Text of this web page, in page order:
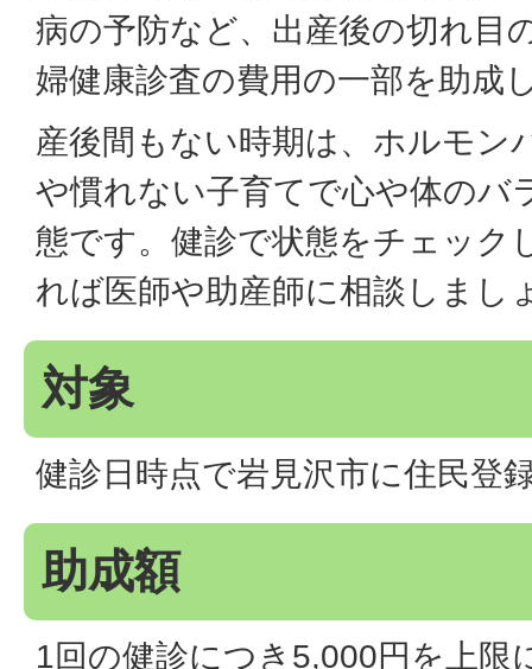
病の予防など、出産後の切れ目
婦健康診査の費用の一部を助成
産後間もない時期は、ホルモン
や慣れない子育てで心や体のバ
態です。健診で状態をチェック
れば医師や助産師に相談しまし
対象
健診日時点で岩見沢市に住民登
助成額
1回の健診につき5,000円を上限